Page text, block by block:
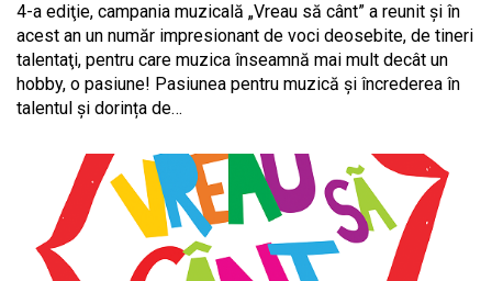
4-a ediţie, campania muzicală „Vreau să cânt” a reunit şi în
acest an un număr impresionant de voci deosebite, de tineri
talentaţi, pentru care muzica înseamnă mai mult decât un
hobby, o pasiune! Pasiunea pentru muzică și încrederea în
talentul și dorința de…